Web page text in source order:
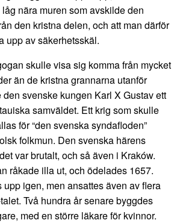
nära muren som avskilde den
den kristna delen, och att man därför
upp av säkerhetsskäl.
skulle visa sig komma från mycket
än de kristna grannarna utanför
svenske kungen Karl X Gustav ett
samväldet. Ett krig som skulle
för “den svenska syndafloden”
folkmun. Den svenska härens
var brutalt, och så även i Kraków.
råkade illa ut, och ödelades 1657.
igen, men ansattes även av flera
Två hundra år senare byggdes
med en större läkare för kvinnor.